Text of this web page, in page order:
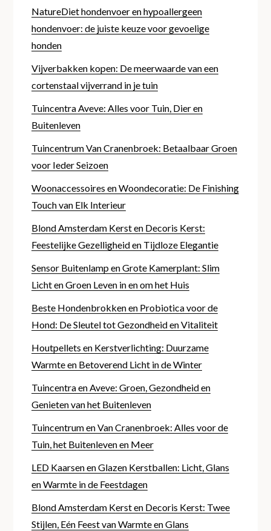
NatureDiet hondenvoer en hypoallergeen
hondenvoer: de juiste keuze voor gevoelige
honden
Vijverbakken kopen: De meerwaarde van een
cortenstaal vijverrand in je tuin
Tuincentra Aveve: Alles voor Tuin, Dier en
Buitenleven
Tuincentrum Van Cranenbroek: Betaalbaar Groen
voor Ieder Seizoen
Woonaccessoires en Woondecoratie: De Finishing
Touch van Elk Interieur
Blond Amsterdam Kerst en Decoris Kerst:
Feestelijke Gezelligheid en Tijdloze Elegantie
Sensor Buitenlamp en Grote Kamerplant: Slim
Licht en Groen Leven in en om het Huis
Beste Hondenbrokken en Probiotica voor de
Hond: De Sleutel tot Gezondheid en Vitaliteit
Houtpellets en Kerstverlichting: Duurzame
Warmte en Betoverend Licht in de Winter
Tuincentra en Aveve: Groen, Gezondheid en
Genieten van het Buitenleven
Tuincentrum en Van Cranenbroek: Alles voor de
Tuin, het Buitenleven en Meer
LED Kaarsen en Glazen Kerstballen: Licht, Glans
en Warmte in de Feestdagen
Blond Amsterdam Kerst en Decoris Kerst: Twee
Stijlen, Eén Feest van Warmte en Glans